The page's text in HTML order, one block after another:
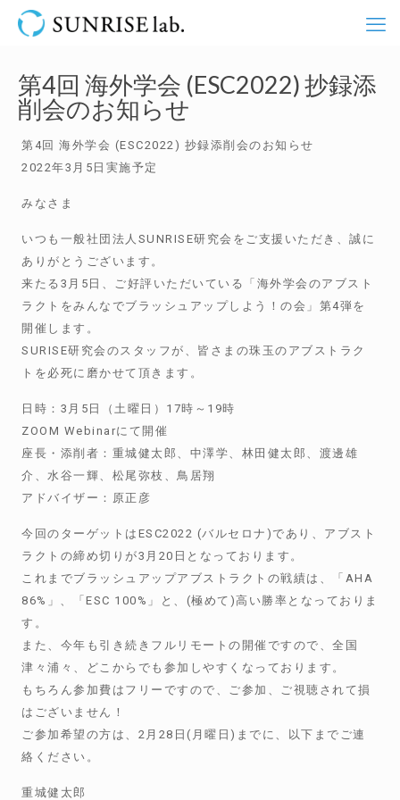
第4回 海外学会 (ESC2022) 抄録添
削会のお知らせ
第4回 海外学会 (ESC2022) 抄録添削会のお知らせ
2022年3月5日実施予定
みなさま
いつも一般社団法人SUNRISE研究会をご支援いただき、誠に
ありがとうございます。
来たる3月5日、ご好評いただいている「海外学会のアブスト
ラクトをみんなでブラッシュアップしよう！の会」第4弾を
開催します。
SURISE研究会のスタッフが、皆さまの珠玉のアブストラク
トを必死に磨かせて頂きます。
日時：3月5日（土曜日）17時～19時
ZOOM Webinarにて開催
座長・添削者：重城健太郎、中澤学、林田健太郎、渡邊雄
介、水谷一輝、松尾弥枝、鳥居翔
アドバイザー：原正彦
今回のターゲットはESC2022 (バルセロナ)であり、アブスト
ラクトの締め切りが3月20日となっております。
これまでブラッシュアップアブストラクトの戦績は、「AHA
86%」、「ESC 100%」と、(極めて)高い勝率となっておりま
す。
また、今年も引き続きフルリモートの開催ですので、全国
津々浦々、どこからでも参加しやすくなっております。
もちろん参加費はフリーですので、ご参加、ご視聴されて損
はございません！
ご参加希望の方は、2月28日(月曜日)までに、以下までご連
絡ください。
重城健太郎